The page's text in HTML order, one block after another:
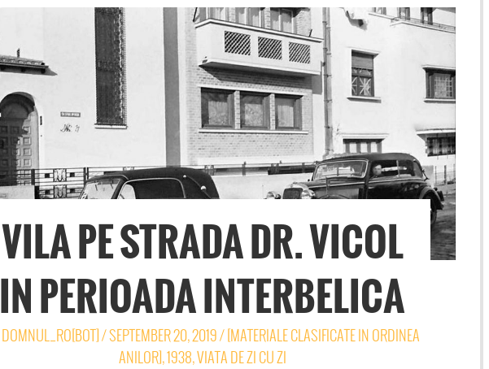
VILA PE STRADA DR. VICOL
IN PERIOADA INTERBELICA
DOMNUL_RO[BOT]/SEPTEMBER 20, 2019/[MATERIALE CLASIFICATE IN ORDINEA
ANILOR],1938,VIATA DE ZI CU ZI